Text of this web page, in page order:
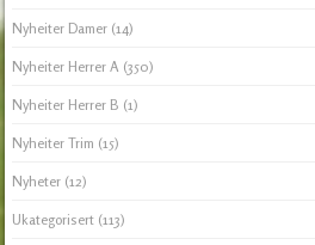
Nyheiter Damer (14)
Nyheiter Herrer A (350)
Nyheiter Herrer B (1)
Nyheiter Trim (15)
Nyheter (12)
Ukategorisert (113)